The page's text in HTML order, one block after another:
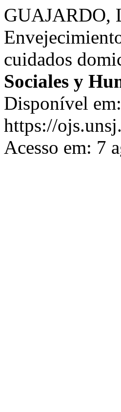
GUAJARDO,
cuidados
Sociales y
Disponível em:
https://
Acesso em: 7